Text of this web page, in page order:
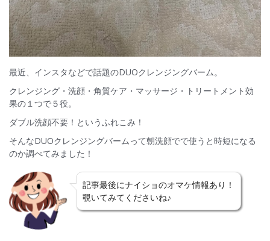
最近、インスタなどで話題のDUOクレンジングバーム。
クレンジング・洗顔・角質ケア・マッサージ・トリートメント効
果の１つで５役。
ダブル洗顔不要！というふれこみ！
そんなDUOクレンジングバームって朝洗顔でで使うと時短になる
のか調べてみました！
記事最後にナイショのオマケ情報あり！
覗いてみてくださいね♪